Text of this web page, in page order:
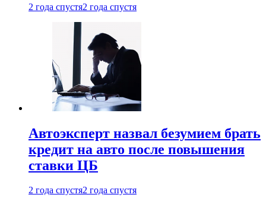
2 года спустя2 года спустя
Автоэксперт назвал безумием брать
кредит на авто после повышения
ставки ЦБ
2 года спустя2 года спустя